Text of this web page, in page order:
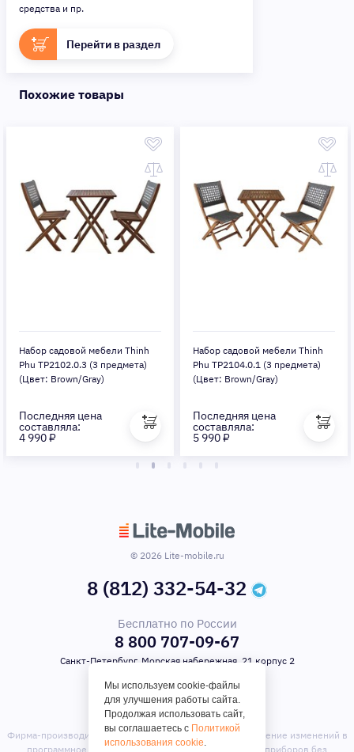
средства и пр.
Перейти в раздел
Похожие товары
Набор садовой мебели Thinh
Phu TP2102.0.3 (3 предмета)
(Цвет: Brown/Gray)
Последняя цена
составляла:
4 990 ₽
Набор садовой мебели Thinh
Phu TP2104.0.1 (3 предмета)
(Цвет: Brown/Gray)
Последняя цена
составляла:
5 990 ₽
© 2026 Lite-mobile.ru
8 (812) 332-54-32
Бесплатно по России
8 800 707-09-67
Санкт-Петербург, Морская набережная, 21 корпус 2
Фирма-производитель оставляет за собой право на внесение изменений в
программное обеспечение, дизайн и комплектацию приборов без
Мы используем cookie-файлы
для улучшения работы сайта.
Продолжая использовать сайт,
вы соглашаетесь с Политикой
использования cookie.